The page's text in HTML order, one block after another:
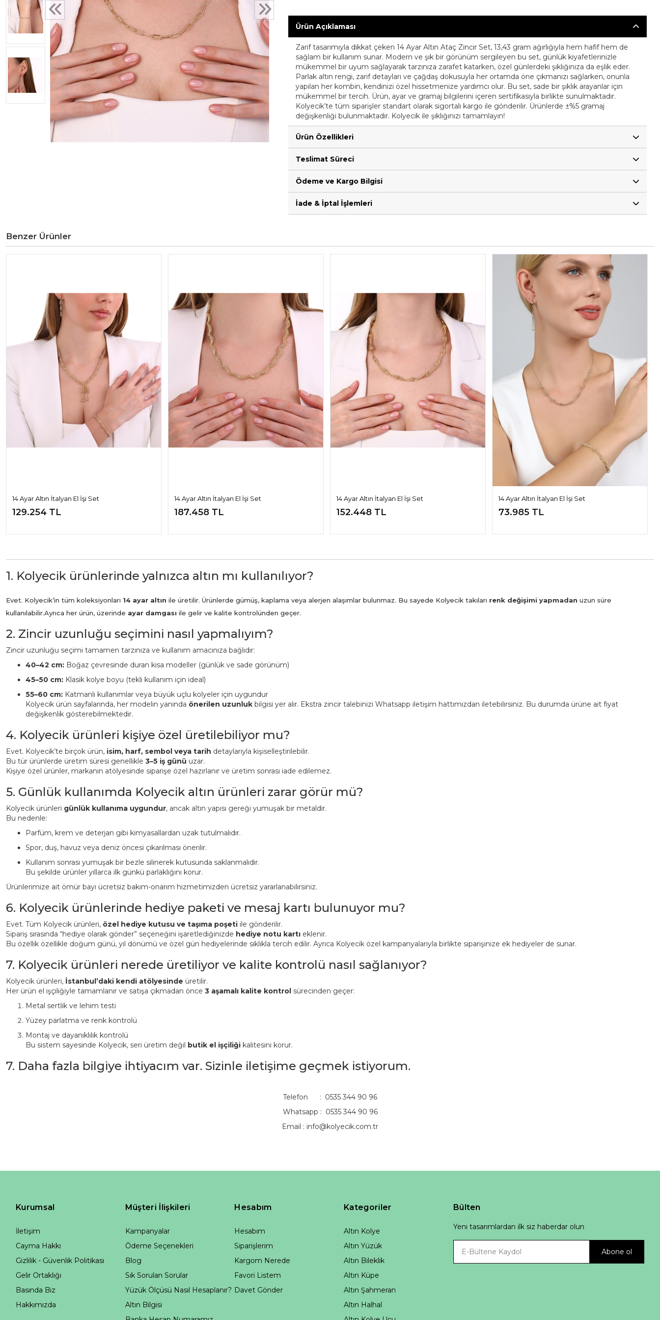
Ürün Açıklaması
Zarif tasarımıyla dikkat çeken 14 Ayar Altın Ataç Zincir Set, 13,43 gram ağırlığıyla hem hafif hem de
sağlam bir kullanım sunar. Modern ve şık bir görünüm sergileyen bu set, günlük kıyafetlerinizle
mükemmel bir uyum sağlayarak tarzınıza zarafet katarken, özel günlerdeki şıklığınıza da eşlik eder.
Parlak altın rengi, zarif detayları ve çağdaş dokusuyla her ortamda öne çıkmanızı sağlarken, onunla
yapılan her kombin, kendinizi özel hissetmenize yardımcı olur. Bu set, sade bir şıklık arayanlar için
mükemmel bir tercih. Ürün, ayar ve gramaj bilgilerini içeren sertifikasıyla birlikte sunulmaktadır.
Kolyecik’te tüm siparişler standart olarak sigortalı kargo ile gönderilir. Ürünlerde ±%5 gramaj
değişkenliği bulunmaktadır. Kolyecik ile şıklığınızı tamamlayın!
Ürün Özellikleri
Teslimat Süreci
Ödeme ve Kargo Bilgisi
İade & İptal İşlemleri
Benzer Ürünler
14 Ayar Altın İtalyan El İşi Set
129.254 TL
14 Ayar Altın İtalyan El İşi Set
187.458 TL
14 Ayar Altın İtalyan El İşi Set
152.448 TL
14 Ayar Altın İtalyan El İşi Set
73.985 TL
1. Kolyecik ürünlerinde yalnızca altın mı kullanılıyor?
Evet. Kolyecik’in tüm koleksiyonları 14 ayar altın ile üretilir. Ürünlerde gümüş, kaplama veya alerjen alaşımlar bulunmaz. Bu sayede Kolyecik takıları renk değişimi yapmadan uzun süre
kullanılabilir.Ayrıca her ürün, üzerinde ayar damgası ile gelir ve kalite kontrolünden geçer.
2. Zincir uzunluğu seçimini nasıl yapmalıyım?
Zincir uzunluğu seçimi tamamen tarzınıza ve kullanım amacınıza bağlıdır:
40–42 cm: Boğaz çevresinde duran kısa modeller (günlük ve sade görünüm)
45–50 cm: Klasik kolye boyu (tekli kullanım için ideal)
55–60 cm: Katmanlı kullanımlar veya büyük uçlu kolyeler için uygundur
Kolyecik ürün sayfalarında, her modelin yanında önerilen uzunluk bilgisi yer alır. Ekstra zincir talebinizi Whatsapp iletişim hattımızdan iletebilirsiniz. Bu durumda ürüne ait fiyat
değişkenlik gösterebilmektedir.
4. Kolyecik ürünleri kişiye özel üretilebiliyor mu?
Evet. Kolyecik’te birçok ürün, isim, harf, sembol veya tarih detaylarıyla kişiselleştirilebilir.
Bu tür ürünlerde üretim süresi genellikle 3–5 iş günü uzar.
Kişiye özel ürünler, markanın atölyesinde siparişe özel hazırlanır ve üretim sonrası iade edilemez.
5. Günlük kullanımda Kolyecik altın ürünleri zarar görür mü?
Kolyecik ürünleri günlük kullanıma uygundur, ancak altın yapısı gereği yumuşak bir metaldir.
Bu nedenle:
Parfüm, krem ve deterjan gibi kimyasallardan uzak tutulmalıdır.
Spor, duş, havuz veya deniz öncesi çıkarılması önerilir.
Kullanım sonrası yumuşak bir bezle silinerek kutusunda saklanmalıdır.
Bu şekilde ürünler yıllarca ilk günkü parlaklığını korur.
Ürünlerimize ait ömür bayı ücretsiz bakım-onarım hizmetimizden ücretsiz yararlanabilirsiniz.
6. Kolyecik ürünlerinde hediye paketi ve mesaj kartı bulunuyor mu?
Evet. Tüm Kolyecik ürünleri, özel hediye kutusu ve taşıma poşeti ile gönderilir.
Sipariş sırasında “hediye olarak gönder” seçeneğini işaretlediğinizde hediye notu kartı eklenir.
Bu özellik özellikle doğum günü, yıl dönümü ve özel gün hediyelerinde sıklıkla tercih edilir. Ayrıca Kolyecik özel kampanyalarıyla birlikte siparişinize ek hediyeler de sunar.
7. Kolyecik ürünleri nerede üretiliyor ve kalite kontrolü nasıl sağlanıyor?
Kolyecik ürünleri, İstanbul’daki kendi atölyesinde üretilir.
Her ürün el işçiliğiyle tamamlanır ve satışa çıkmadan önce 3 aşamalı kalite kontrol sürecinden geçer:
Metal sertlik ve lehim testi
Yüzey parlatma ve renk kontrolü
Montaj ve dayanıklılık kontrolü
Bu sistem sayesinde Kolyecik, seri üretim değil butik el işçiliği kalitesini korur.
7. Daha fazla bilgiye ihtiyacım var. Sizinle iletişime geçmek istiyorum.
Telefon : 0535 344 90 96
Whatsapp : 0535 344 90 96
Email : info@kolyecik.com.tr
Kurumsal
İletişim
Cayma Hakkı
Gizlilik - Güvenlik Politikası
Gelir Ortaklığı
Basında Biz
Hakkımızda
Müşteri İlişkileri
Kampanyalar
Ödeme Seçenekleri
Blog
Sık Sorulan Sorular
Yüzük Ölçüsü Nasıl Hesaplanır?
Altın Bilgisi
Hesabım
Hesabım
Siparişlerim
Kargom Nerede
Favori Listem
Davet Gönder
Kategoriler
Altın Kolye
Altın Yüzük
Altın Bileklik
Altın Küpe
Altın Şahmeran
Altın Halhal
Bülten
Yeni tasarımlardan ilk siz haberdar olun
Abone ol